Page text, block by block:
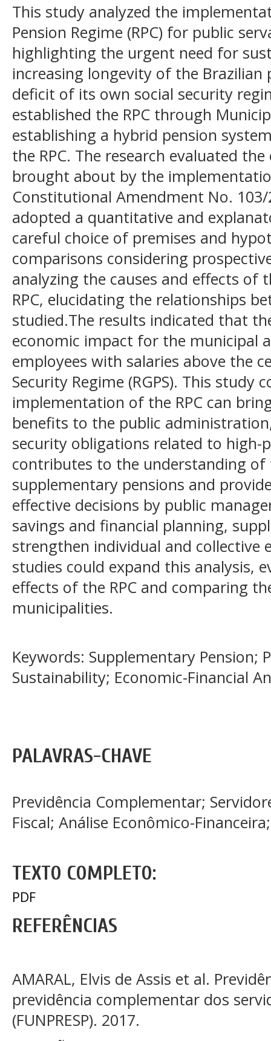
This study analyzed the
Pension Regime (RPC) for public
highlighting the urgent need for
increasing longevity of the
deficit of its own social security
established the RPC through
establishing a hybrid pension
the RPC. The research evaluated
brought about by the
Constitutional Amendment No.
adopted a quantitative and
careful choice of premises and
comparisons considering
analyzing the causes and effects
RPC, elucidating the relationships
studied.The results indicated that
economic impact for the municipal
employees with salaries above the
Security Regime (RGPS). This study
implementation of the RPC can
benefits to the public
security obligations related to high-
contributes to the understanding
supplementary pensions and
effective decisions by public
savings and financial planning,
strengthen individual and collective
studies could expand this analysis,
effects of the RPC and comparing
municipalities.
Keywords: Supplementary Pension;
Sustainability; Economic-Financial
PALAVRAS-CHAVE
Previdência Complementar;
Fiscal; Análise Econômico-
TEXTO COMPLETO:
PDF
REFERÊNCIAS
AMARAL, Elvis de Assis et al.
previdência complementar dos
(FUNPRESP). 2017.